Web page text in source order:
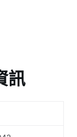
訊